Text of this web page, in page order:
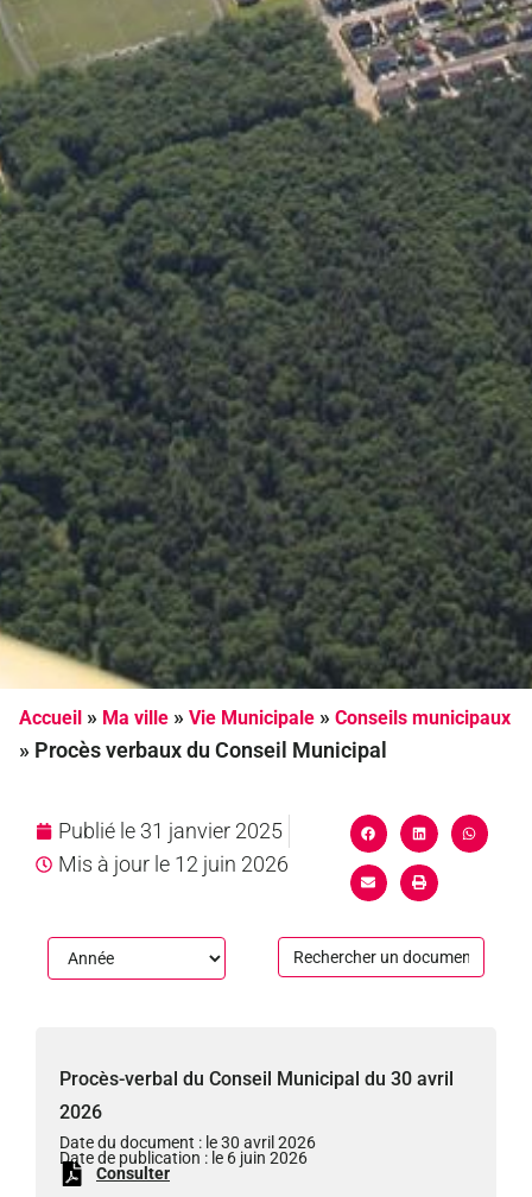
Accueil » Ma ville » Vie Municipale » Conseils municipaux
» Procès verbaux du Conseil Municipal
Publié le 31 janvier 2025
Mis à jour le 12 juin 2026
Procès-verbal du Conseil Municipal du 30 avril
2026
Date du document : le 30 avril 2026
Date de publication : le 6 juin 2026
Consulter